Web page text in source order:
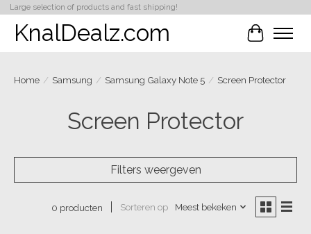
Large selection of products and fast shipping!
KnalDealz.com
Home / Samsung / Samsung Galaxy Note 5 / Screen Protector
Screen Protector
Filters weergeven
0 producten Sorteren op Meest bekeken